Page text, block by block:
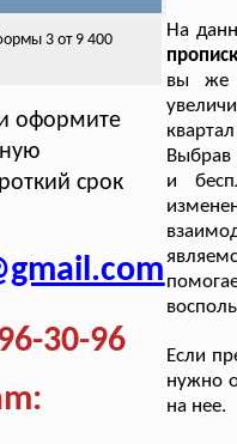
3 от 9 400
оформите
срок
30-96
На
вы же
Выбрав
и
Если
нужно
на нее.